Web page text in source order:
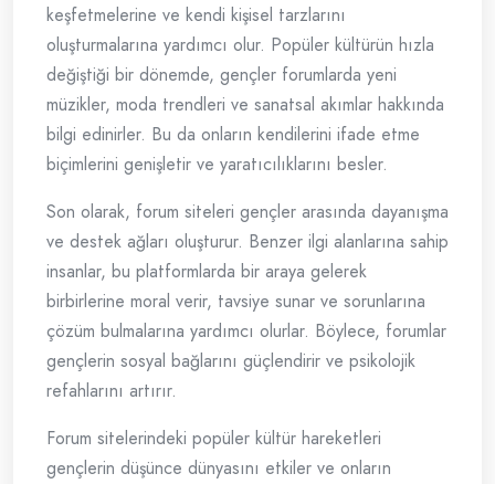
keşfetmelerine ve kendi kişisel tarzlarını
oluşturmalarına yardımcı olur. Popüler kültürün hızla
değiştiği bir dönemde, gençler forumlarda yeni
müzikler, moda trendleri ve sanatsal akımlar hakkında
bilgi edinirler. Bu da onların kendilerini ifade etme
biçimlerini genişletir ve yaratıcılıklarını besler.
Son olarak, forum siteleri gençler arasında dayanışma
ve destek ağları oluşturur. Benzer ilgi alanlarına sahip
insanlar, bu platformlarda bir araya gelerek
birbirlerine moral verir, tavsiye sunar ve sorunlarına
çözüm bulmalarına yardımcı olurlar. Böylece, forumlar
gençlerin sosyal bağlarını güçlendirir ve psikolojik
refahlarını artırır.
Forum sitelerindeki popüler kültür hareketleri
gençlerin düşünce dünyasını etkiler ve onların